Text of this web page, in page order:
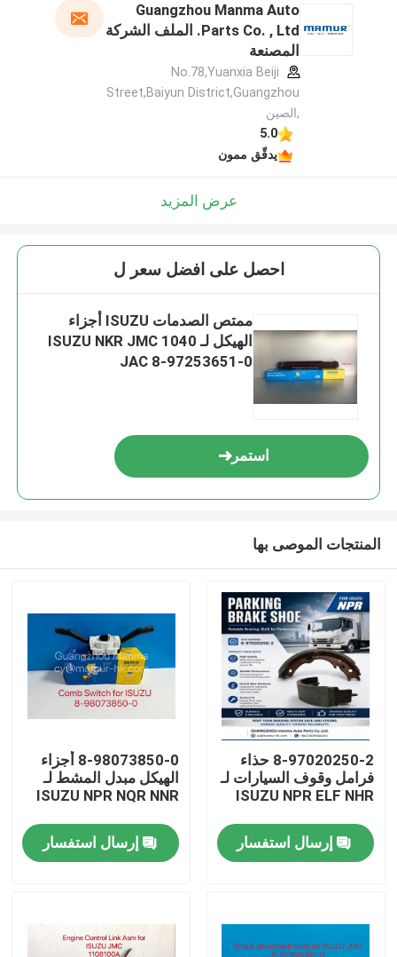
بيت
معلومات عنا
Guangzhou Manma Auto
Parts Co. , Ltd. الملف الشركة
المصنعة
No.78,Yuanxia Beiji
Street,Baiyun District,Guangzhou
,الصين
5.0
يدقّق ممون
عرض المزيد
احصل على افضل سعر ل
ممتص الصدمات ISUZU أجزاء
الهيكل لـ ISUZU NKR JMC 1040
JAC 8-97253651-0
استمر
المنتجات الموصى بها
8-97020250-2 حذاء
فرامل وقوف السيارات لـ
ISUZU NPR ELF NHR
إرسال استفسار
8-98073850-0 أجزاء
الهيكل مبدل المشط لـ
ISUZU NPR NQR NNR
إرسال استفسار